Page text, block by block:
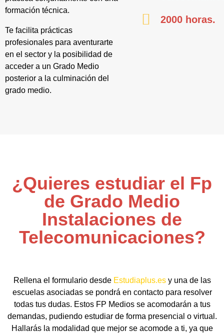
formación técnica.
Te facilita prácticas
profesionales para aventurarte
en el sector y la posibilidad de
acceder a un Grado Medio
posterior a la culminación del
grado medio.
2000 horas.
¿Quieres estudiar el Fp
de Grado Medio
Instalaciones de
Telecomunicaciones?
Rellena el formulario desde Estudiaplus.esy una de las
escuelas asociadas se pondrá en contacto para resolver
todas tus dudas. Estos FP Medios se acomodarán a tus
demandas, pudiendo estudiar de forma presencial o virtual.
Hallarás la modalidad que mejor se acomode a ti, ya que